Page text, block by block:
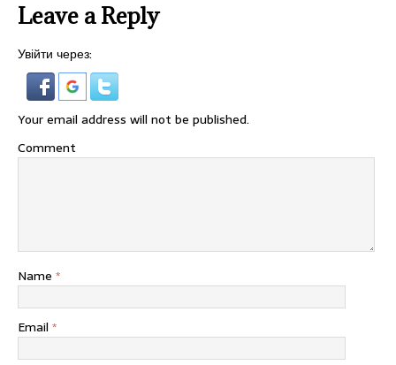
Leave a Reply
Увійти через:
Your email address will not be published.
Comment
Name *
Email *